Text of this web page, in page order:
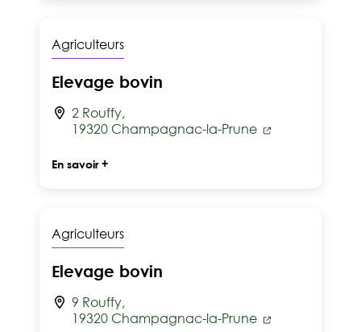
Agriculteurs
Elevage bovin
2 Rouffy,
19320 Champagnac-la-Prune
En savoir +
Agriculteurs
Elevage bovin
9 Rouffy,
19320 Champagnac-la-Prune